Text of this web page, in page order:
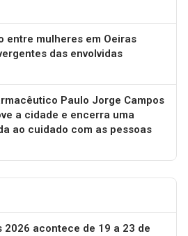
entre mulheres em Oeiras
das envolvidas
Paulo Jorge Campos
a cidade e encerra uma
ao cuidado com as pessoas
2026 acontece de 19 a 23 de